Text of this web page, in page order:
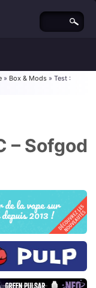
» Box & Mods » Test :
– Sofgod